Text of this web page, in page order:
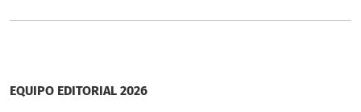
EQUIPO EDITORIAL 2026